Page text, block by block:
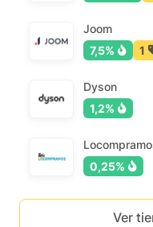
Joom
7,5%
1
Dyson
1,2%
0,25%
Ver